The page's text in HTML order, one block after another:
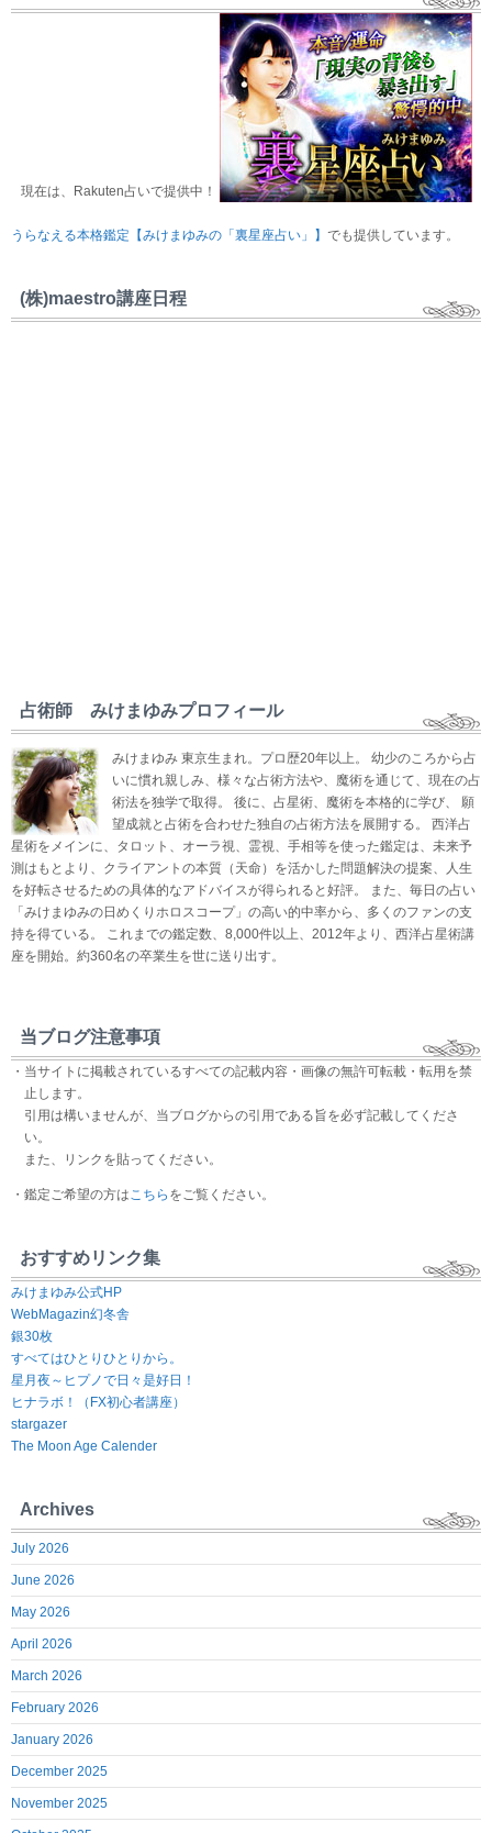
現在は、Rakuten占いで提供中！
うらなえる本格鑑定【みけまゆみの「裏星座占い」】 でも提供しています。
(株)maestro講座日程
占術師 みけまゆみプロフィール
みけまゆみ 東京生まれ。プロ歴20年以上。 幼少のころから占
いに慣れ親しみ、様々な占術方法や、魔術を通じて、現在の占
術法を独学で取得。 後に、占星術、魔術を本格的に学び、 願
望成就と占術を合わせた独自の占術方法を展開する。 西洋占
星術をメインに、タロット、オーラ視、霊視、手相等を使った鑑定は、未来予
測はもとより、クライアントの本質（天命）を活かした問題解決の提案、人生
を好転させるための具体的なアドバイスが得られると好評。 また、毎日の占い
「みけまゆみの日めくりホロスコープ」の高い的中率から、多くのファンの支
持を得ている。 これまでの鑑定数、8,000件以上、2012年より、西洋占星術講
座を開始。約360名の卒業生を世に送り出す。
当ブログ注意事項
・当サイトに掲載されているすべての記載内容・画像の無許可転載・転用を禁
止します。
引用は構いませんが、当ブログからの引用である旨を必ず記載してくださ
い。
また、リンクを貼ってください。
・鑑定ご希望の方はこちら をご覧ください。
おすすめリンク集
みけまゆみ公式HP
WebMagazin幻冬舎
銀30枚
すべてはひとりひとりから。
星月夜～ヒプノで日々是好日！
ヒナラボ！（FX初心者講座）
stargazer
The Moon Age Calender
Archives
July 2026
June 2026
May 2026
April 2026
March 2026
February 2026
January 2026
December 2025
November 2025